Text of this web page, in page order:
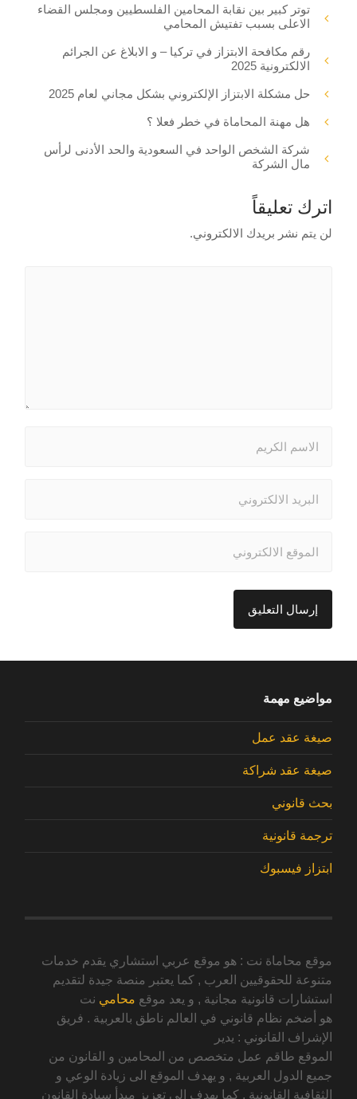
توتر كبير بين نقابة المحامين الفلسطيين ومجلس القضاء
الاعلى بسبب تفتيش المحامي
رقم مكافحة الابتزاز في تركيا – و الابلاغ عن الجرائم
الالكترونية 2025
حل مشكلة الابتزاز الإلكتروني بشكل مجاني لعام 2025
هل مهنة المحاماة في خطر فعلا ؟
شركة الشخص الواحد في السعودية والحد الأدنى لرأس
مال الشركة
اترك تعليقاً
لن يتم نشر بريدك الالكتروني.
مواضيع مهمة
صيغة عقد عمل
صيغة عقد شراكة
بحث قانوني
ترجمة قانونية
ابتزاز فيسبوك
موقع محاماة نت : هو موقع عربي استشاري يقدم خدمات
متنوعة للحقوقيين العرب , كما يعتبر منصة جيدة لتقديم
استشارات قانونية مجانية , و يعد موقع محامي نت
هو أضخم نظام قانوني في العالم ناطق بالعربية . فريق
الإشراف القانوني : يدير
الموقع طاقم عمل متخصص من المحامين و القانون من
جميع الدول العربية , و يهدف الموقع الى زيادة الوعي و
الثقافية القانونية , كما يهدف الى تعزيز مبدأ سيادة القانون